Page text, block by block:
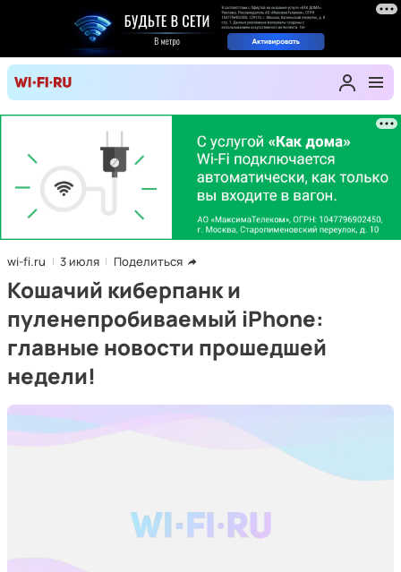
wi-fi.ru 3 июля Поделиться
Кошачий киберпанк и
пуленепробиваемый iPhone:
главные новости прошедшей
недели!